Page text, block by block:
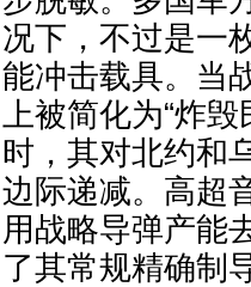
况下，不过是一
能冲击载具。当
上被简化为“炸
时，其对北约和
边际递减。高超
用战略导弹产能
了其常规精确制